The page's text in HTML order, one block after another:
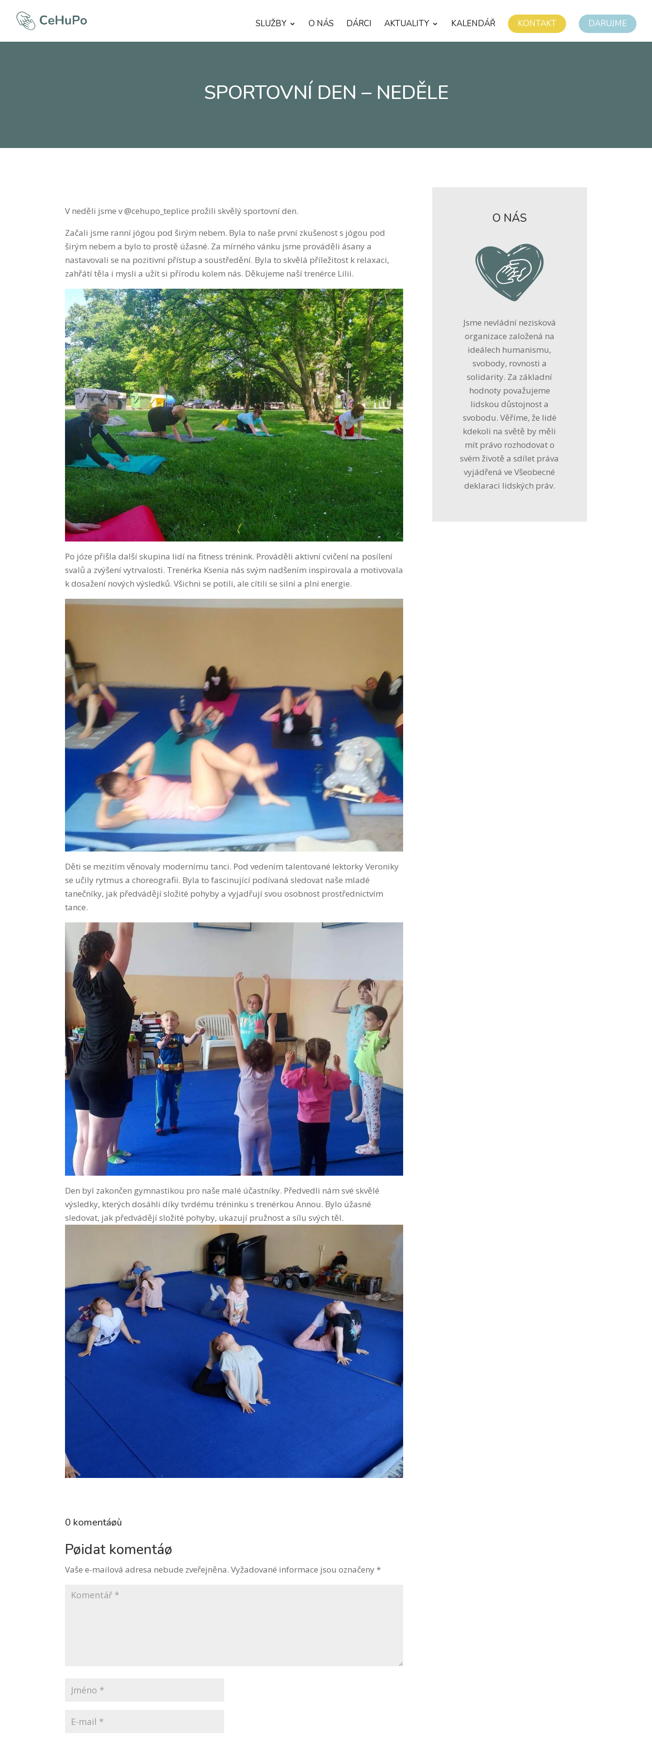
SLUŽBY O NÁS DÁRCI AKTUALITY KALENDÁŘ KONTAKT DARUJME
SPORTOVNÍ DEN – NEDĚLE
V neděli jsme v @cehupo_teplice prožili skvělý sportovní den.
Začali jsme ranní jógou pod širým nebem. Byla to naše první zkušenost s jógou pod
širým nebem a bylo to prostě úžasné. Za mírného vánku jsme prováděli ásany a
nastavovali se na pozitivní přístup a soustředění. Byla to skvělá příležitost k relaxaci,
zahřátí těla i mysli a užít si přírodu kolem nás. Děkujeme naší trenérce Lilii.
Po józe přišla další skupina lidí na fitness trénink. Prováděli aktivní cvičení na posílení
svalů a zvýšení vytrvalosti. Trenérka Ksenia nás svým nadšením inspirovala a motivovala
k dosažení nových výsledků. Všichni se potili, ale cítili se silní a plní energie.
Děti se mezitím věnovaly modernímu tanci. Pod vedením talentované lektorky Veroniky
se učily rytmus a choreografii. Byla to fascinující podívaná sledovat naše mladé
tanečníky, jak předvádějí složité pohyby a vyjadřují svou osobnost prostřednictvím
tance.
Den byl zakončen gymnastikou pro naše malé účastníky. Předvedli nám své skvělé
výsledky, kterých dosáhli díky tvrdému tréninku s trenérkou Annou. Bylo úžasné
sledovat, jak předvádějí složité pohyby, ukazují pružnost a sílu svých těl.
0 komentáøù
Pøidat komentáø
Vaše e-mailová adresa nebude zveřejněna. Vyžadované informace jsou označeny *
O NÁS
Jsme nevládní nezisková
organizace založená na
ideálech humanismu,
svobody, rovnosti a
solidarity. Za základní
hodnoty považujeme
lidskou důstojnost a
svobodu. Věříme, že lidé
kdekoli na světě by měli
mít právo rozhodovat o
svém životě a sdílet práva
vyjádřená ve Všeobecné
deklaraci lidských práv.